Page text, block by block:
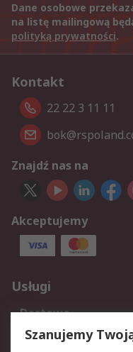
Dane osobowe
na listę mailingową
polityką prywatności.
Kontakt
22 22 3 11 11
Znajdź nas na
Akceptujemy
Usługi
Dostawa
Reklamacje i
Szanujemy